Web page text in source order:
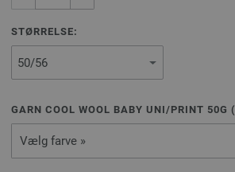
STØRRELSE:
GARN COOL WOOL BABY UNI/PRINT 50G (
Vælg farve »